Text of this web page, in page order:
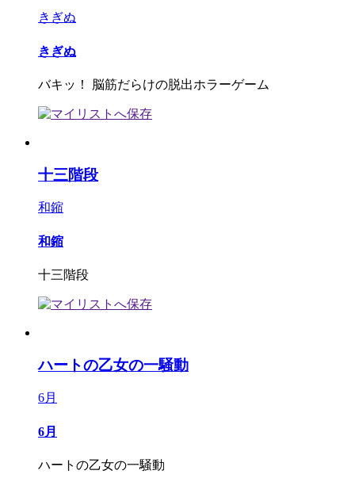
きぎぬ
きぎぬ
バキッ！ 脳筋だらけの脱出ホラーゲーム
十三階段
和鏥
和鏥
十三階段
ハートの乙女の一騒動
6月
6月
ハートの乙女の一騒動